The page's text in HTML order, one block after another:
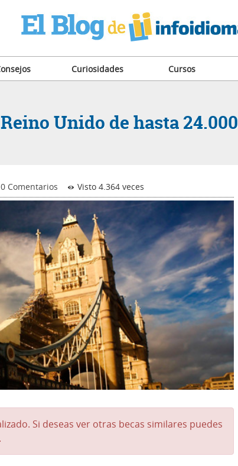
Curiosidades Cursos
Unido de hasta 24.000
0 Comentarios Visto 4.364 veces
Si deseas ver otras becas similares puedes